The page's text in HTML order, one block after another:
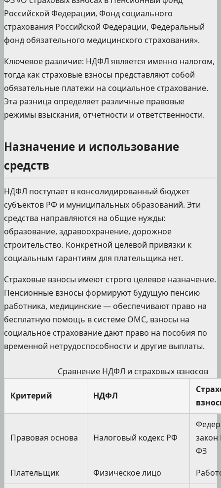
Российской Федерации, Фонд социального
страхования Российской Федерации, Федеральный
фонд обязательного медицинского страхования».
Ключевое различие: НДФЛ является именно налогом,
тогда как страховые взносы представляют собой
обязательные платежи на социальное страхование.
Эта разница определяет различные правовые
режимы взыскания, отчетности и ответственности.
Назначение и использование
средств
НДФЛ поступает в консолидированный бюджет
субъектов РФ и муниципальных образований. Эти
средства направляются на общие нужды:
образование, здравоохранение, дорожное
строительство. Конкретной целевой привязки к
социальным гарантиям для плательщика нет.
Страховые взносы имеют строго целевое назначение.
Пенсионные взносы формируют будущую пенсию
работника, медицинские — обеспечивают право на
бесплатную помощь в системе ОМС, взносы на
социальное страхование дают право на пособия по
временной нетрудоспособности и другие выплаты.
Сравнение НДФЛ и страховых взносов
Критерий НДФЛ
Правовая основа Налоговый кодекс РФ
ФЗ
Плательщик
Физическое лицо